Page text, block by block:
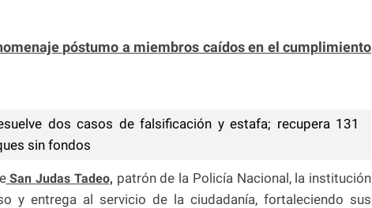
póstumo a miembros caídos en el cumplimiento
dos casos de falsificación y estafa; recupera 131
sin fondos
San Judas Tadeo, patrón de la Policía Nacional, la institución
y entrega al servicio de la ciudadanía, fortaleciendo sus